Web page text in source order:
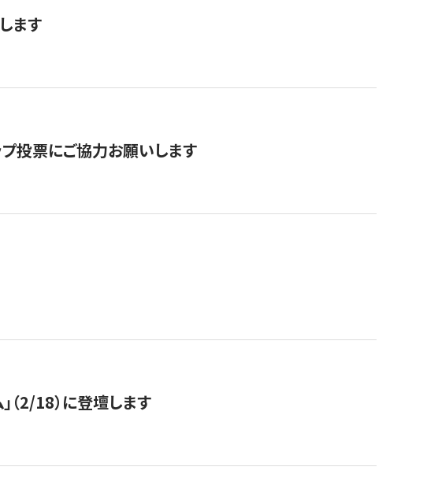
ます
投票にご協力お願いします
（2/18）に登壇します